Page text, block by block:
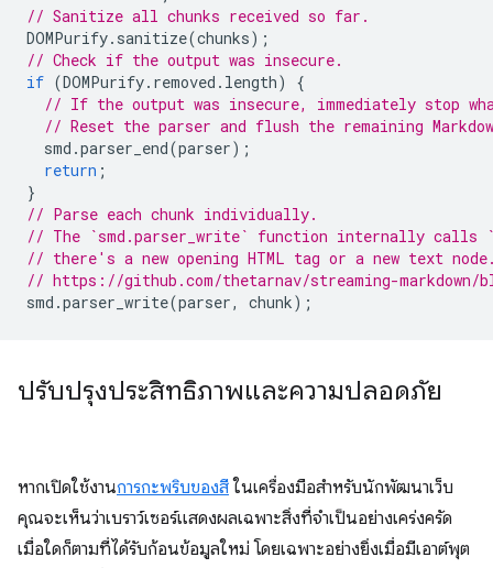
// Sanitize all chunks received so far.
DOMPurify. sanitize(chunks);
// Check if the output was insecure.
if (DOMPurify. removed . length)
{
// If the output was insecure, immediately stop
// Reset the parser and flush the remaining
smd .parser_end(parser);
return ;
}
// Parse each chunk individually.
// The `smd.parser_write` function internally calls
// there's a new opening HTML tag or a new text
// https://github.com/thetarnav/streaming-markdown/
smd .parser_write(parser, chunk);
ปรับปรุงประสิทธิภาพและความปลอดภัย
หากเปิดใช้งานการกะพริบของสี ในเครื่องมือสำหรับนักพัฒนาเว็บ
คุณจะเห็นว่าเบราว์เซอร์แสดงผลเฉพาะสิ่งที่จำเป็นอย่างเคร่งครัด
เมื่อใดก็ตามที่ได้รับก้อนข้อมูลใหม่ โดยเฉพาะอย่างยิ่งเมื่อมีเอาต์พุต